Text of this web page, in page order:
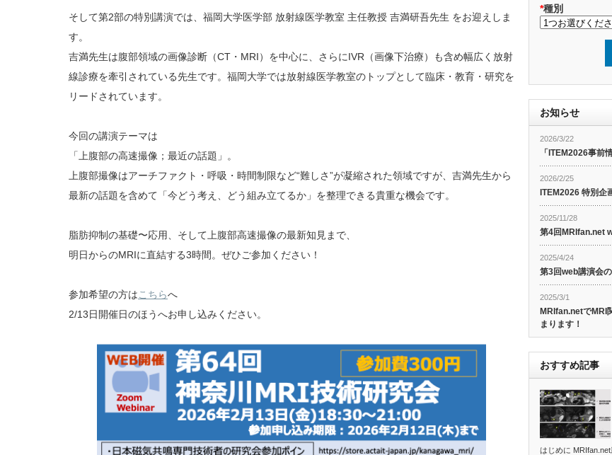
そして第2部の特別講演では、福岡大学医学部 放射線医学教室 主任教授 吉満研吾先生 をお迎えしま
す。
吉満先生は腹部領域の画像診断（CT・MRI）を中心に、さらにIVR（画像下治療）も含め幅広く放射
線診療を牽引されている先生です。福岡大学では放射線医学教室のトップとして臨床・教育・研究を
リードされています。
今回の講演テーマは
「上腹部の高速撮像；最近の話題」。
上腹部撮像はアーチファクト・呼吸・時間制限など“難しさ”が凝縮された領域ですが、吉満先生から
最新の話題を含めて「今どう考え、どう組み立てるか」を整理できる貴重な機会です。
脂肪抑制の基礎〜応用、そして上腹部高速撮像の最新知見まで、
明日からのMRIに直結する3時間。ぜひご参加ください！
参加希望の方はこちらへ
2/13日開催日のほうへお申し込みください。
*種別
お知らせ
2026/3/22
「ITEM2026事前
2026/2/25
ITEM2026 特別
2025/11/28
第4回MRIfan.net
2025/4/24
第3回web講演会
2025/3/1
MRIfan.netでMRI
まります！
おすすめ記事
はじめに